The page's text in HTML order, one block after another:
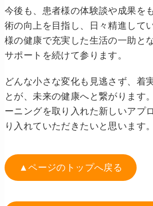
今後も、患者様の体験談や成果を
術の向上を目指し、日々精進して
様の健康で充実した生活の一助と
サポートを続けて参ります。
どんな小さな変化も見逃さず、着
とが、未来の健康へと繋がります
ーニングを取り入れた新しいアプ
り入れていただきたいと思います。
▲ページのトップへ戻る